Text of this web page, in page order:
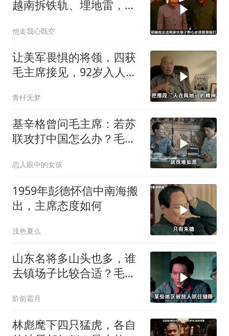
越南拆铁轨、埋地雷，是
他走我心既空
让美军畏惧的将领，四获
毛主席接见，92岁入人民
青杍无梦
基辛格曾问毛主席：若苏
联攻打中国怎么办？毛主
恋人眼中的女孩
1959年彭德怀信中南海搬
出，主席态度如何
浅色夏么
山东名将多山头也多，谁
去镇场子比较合适？毛主
阶前霜月
林彪麾下四只猛虎，各自